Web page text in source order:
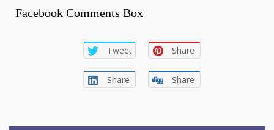
Facebook Comments Box
Tweet Share
Share Share